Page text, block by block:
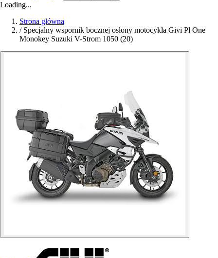
Loading...
Strona główna
/ Specjalny wspornik bocznej osłony motocykla Givi Pl One
Monokey Suzuki V-Strom 1050 (20)